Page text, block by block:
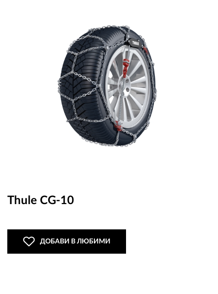
Thule CG-10
ДОБАВИ В ЛЮБИМИ
ВАУЧЕР ЗА ПОДАРЪК
Любими
0 продукта
0 продукта